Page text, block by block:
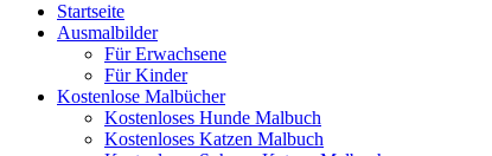
Startseite
Ausmalbilder
Für Erwachsene
Für Kinder
Kostenlose Malbücher
Kostenloses Hunde Malbuch
Kostenloses Katzen Malbuch